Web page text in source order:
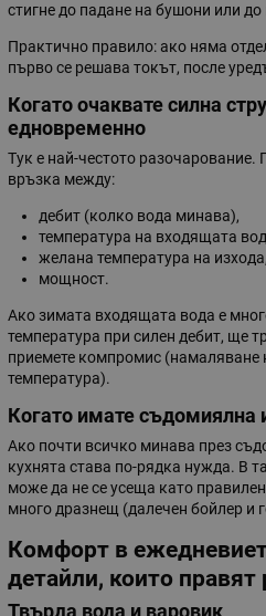
стигне до падане на бушони или
Практично правило: ако няма
първо се решава токът, после
Когато очаквате силна
едновременно
Тук е най-честото
връзка между:
дебит (колко вода минава),
температура на входящата
желана температура на изхода,
мощност.
Ако зимата входящата вода е
температура при силен дебит, ще
приемете компромис (намаляване
температура).
Когато имате съдомиялна
Ако почти всичко минава през
кухнята става по-рядка нужда. В
може да не се усеща като
много дразнещ (далечен бойлер и
Комфорт в
детайли, които правят